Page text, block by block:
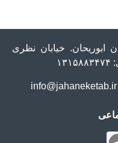
ابوریحان. خیابان نظری